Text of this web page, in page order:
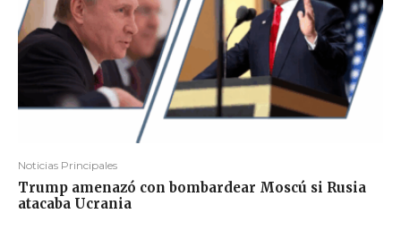
Noticias Principales
Trump amenazó con bombardear Moscú si Rusia
atacaba Ucrania